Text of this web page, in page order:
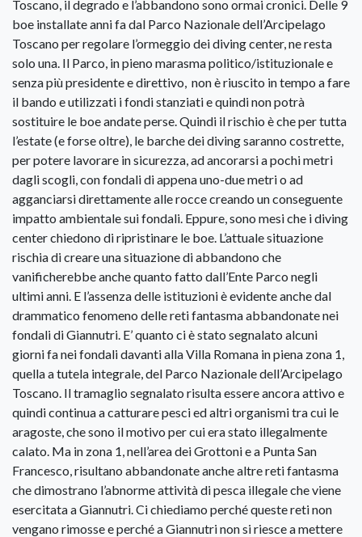
Toscano, il degrado e l’abbandono sono ormai cronici. Delle 9
boe installate anni fa dal Parco Nazionale dell’Arcipelago
Toscano per regolare l’ormeggio dei diving center, ne resta
solo una. Il Parco, in pieno marasma politico/istituzionale e
senza più presidente e direttivo, non è riuscito in tempo a fare
il bando e utilizzati i fondi stanziati e quindi non potrà
sostituire le boe andate perse. Quindi il rischio è che per tutta
l’estate (e forse oltre), le barche dei diving saranno costrette,
per potere lavorare in sicurezza, ad ancorarsi a pochi metri
dagli scogli, con fondali di appena uno-due metri o ad
agganciarsi direttamente alle rocce creando un conseguente
impatto ambientale sui fondali. Eppure, sono mesi che i diving
center chiedono di ripristinare le boe. L’attuale situazione
rischia di creare una situazione di abbandono che
vanificherebbe anche quanto fatto dall’Ente Parco negli
ultimi anni. E l’assenza delle istituzioni è evidente anche dal
drammatico fenomeno delle reti fantasma abbandonate nei
fondali di Giannutri. E’ quanto ci è stato segnalato alcuni
giorni fa nei fondali davanti alla Villa Romana in piena zona 1,
quella a tutela integrale, del Parco Nazionale dell’Arcipelago
Toscano. Il tramaglio segnalato risulta essere ancora attivo e
quindi continua a catturare pesci ed altri organismi tra cui le
aragoste, che sono il motivo per cui era stato illegalmente
calato. Ma in zona 1, nell’area dei Grottoni e a Punta San
Francesco, risultano abbandonate anche altre reti fantasma
che dimostrano l’abnorme attività di pesca illegale che viene
esercitata a Giannutri. Ci chiediamo perché queste reti non
vengano rimosse e perché a Giannutri non si riesce a mettere